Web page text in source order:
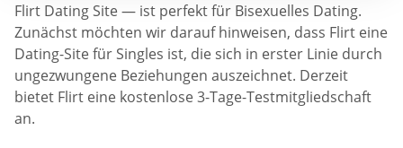
Flirt Dating Site — ist perfekt für Bisexuelles Dating.
Zunächst möchten wir darauf hinweisen, dass Flirt eine
Dating-Site für Singles ist, die sich in erster Linie durch
ungezwungene Beziehungen auszeichnet. Derzeit
bietet Flirt eine kostenlose 3-Tage-Testmitgliedschaft
an.